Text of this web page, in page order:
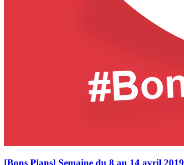
[Bons Plans] Semaine du 8 au 14 avril 2019